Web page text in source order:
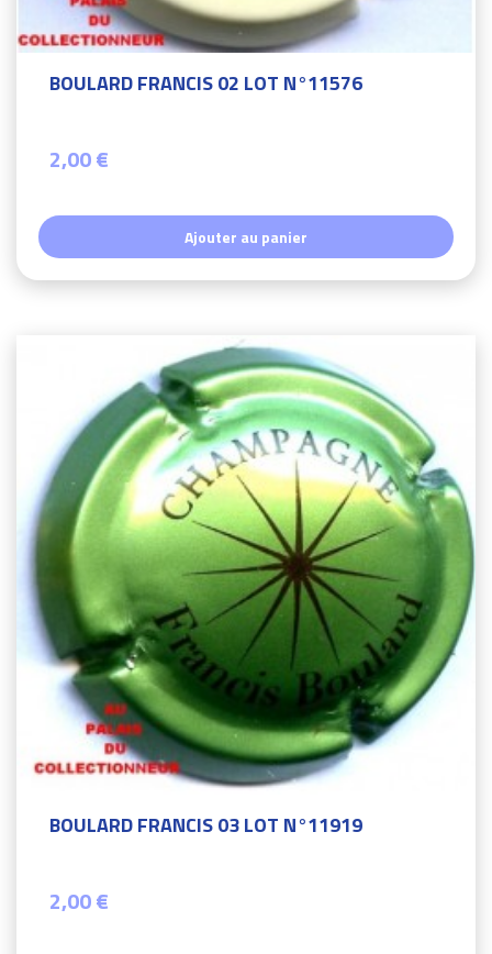
BOULARD FRANCIS 02 LOT N°11576
2,00 €
Ajouter au panier
BOULARD FRANCIS 03 LOT N°11919
2,00 €